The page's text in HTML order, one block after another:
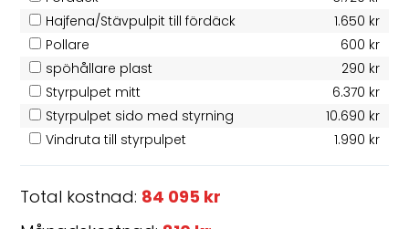
Hajfena/Stävpulpit till fördäck
1.650 kr
Pollare
600 kr
spöhållare plast
290 kr
Styrpulpet mitt
6.370 kr
Styrpulpet sido med styrning
10.690 kr
Vindruta till styrpulpet
1.990 kr
Total kostnad: 84 095 kr